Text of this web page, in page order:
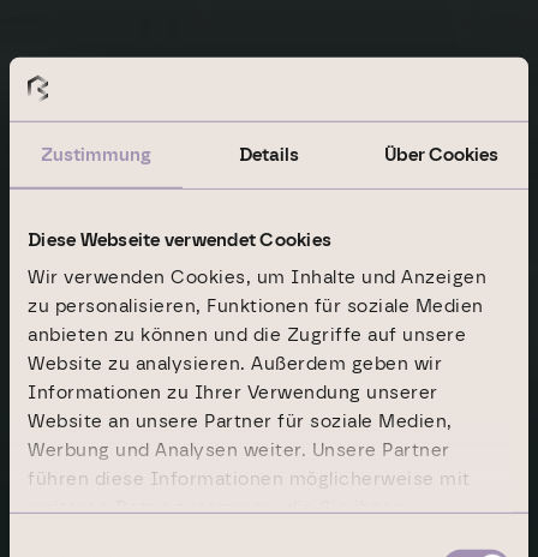
Zustimmung Details Über Cookies
Diese Webseite verwendet Cookies
Wir verwenden Cookies, um Inhalte und Anzeigen
zu personalisieren, Funktionen für soziale Medien
anbieten zu können und die Zugriffe auf unsere
Website zu analysieren. Außerdem geben wir
Informationen zu Ihrer Verwendung unserer
Website an unsere Partner für soziale Medien,
Werbung und Analysen weiter. Unsere Partner
führen diese Informationen möglicherweise mit
weiteren Daten zusammen, die Sie ihnen
Nachhaltigkeit Ressourcen
Material rund um
unsere Nachhaltig­